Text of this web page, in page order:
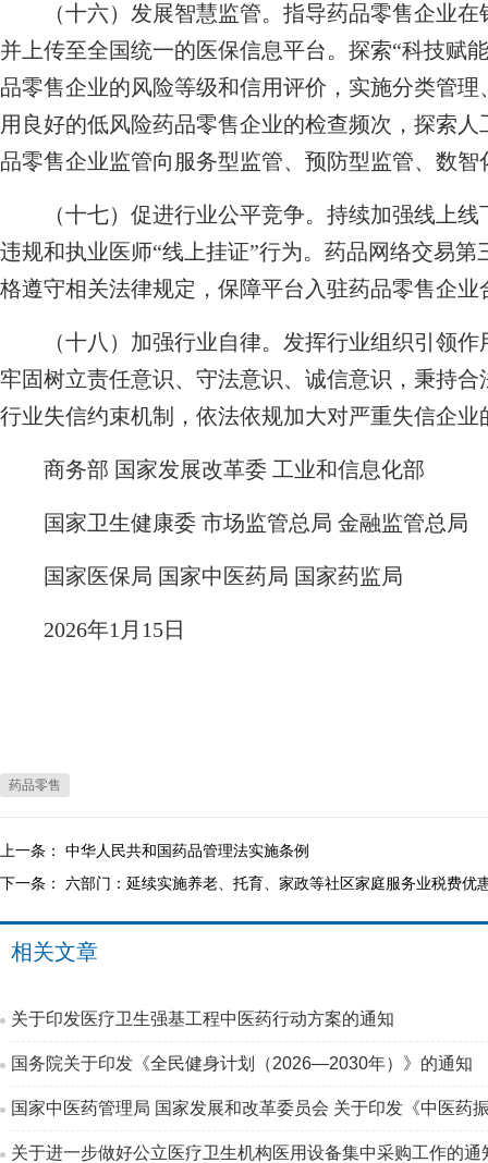
（十六）发展智慧监管。指导药品零售企业在
并上传至全国统一的医保信息平台。探索“科技赋
品零售企业的风险等级和信用评价，实施分类管
用良好的低风险药品零售企业的检查频次，探索
品零售企业监管向服务型监管、预防型监管、数智
（十七）促进行业公平竞争。持续加强线上线
违规和执业医师“线上挂证”行为。药品网络交易
格遵守相关法律规定，保障平台入驻药品零售企
（十八）加强行业自律。发挥行业组织引领作
牢固树立责任意识、守法意识、诚信意识，秉持
行业失信约束机制，依法依规加大对严重失信企业
商务部 国家发展改革委 工业和信息化部
国家卫生健康委 市场监管总局 金融监管总局
国家医保局 国家中医药局 国家药监局
2026年1月15日
药品零售
上一条： 中华人民共和国药品管理法实施条例
下一条： 六部门：延续实施养老、托育、家政等社区家庭服务业税费优
相关文章
关于印发医疗卫生强基工程中医药行动方案的通知
国务院关于印发《全民健身计划（2026—2030年）》的通知
国家中医药管理局 国家发展和改革委员会 关于印发《中医药
关于进一步做好公立医疗卫生机构医用设备集中采购工作的通